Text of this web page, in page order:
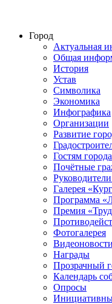
Город
Актуальная
Общая
История
Устав
Символика
Экономика
Инфографика
Организации
Развитие
Гостям города
Почётные
Галерея
Программа
Премия
Фотогалерея
Видеоновости
Награды
Прозрачный
Календарь
Опросы